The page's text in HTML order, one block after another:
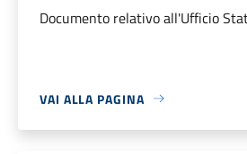
Documento relativo all'Ufficio
VAI ALLA PAGINA